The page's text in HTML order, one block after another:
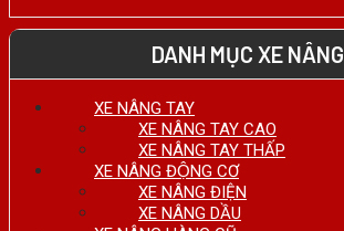
DANH MỤC XE NÂNG
XE NÂNG TAY
XE NÂNG TAY CAO
XE NÂNG TAY THẤP
XE NÂNG ĐỘNG CƠ
XE NÂNG ĐIỆN
XE NÂNG DẦU